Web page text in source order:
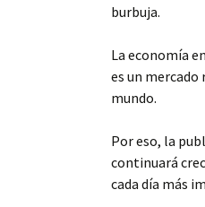
burbuja.
La economía
es un
mundo.
Por eso, la
continuará
cada día más